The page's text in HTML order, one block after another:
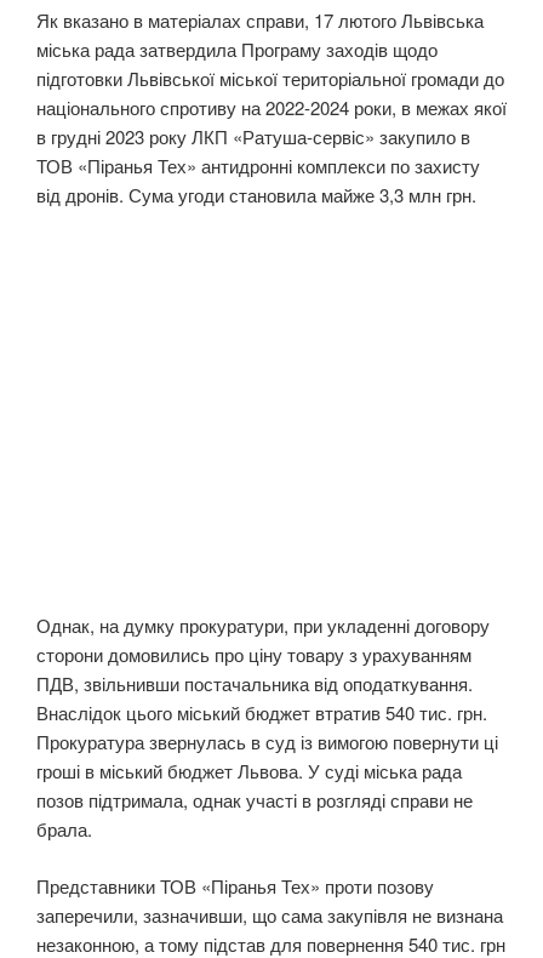
Як вказано в матеріалах справи, 17 лютого Львівська
міська рада затвердила Програму заходів щодо
підготовки Львівської міської територіальної громади до
національного спротиву на 2022-2024 роки, в межах якої
в грудні 2023 року ЛКП «Ратуша-сервіс» закупило в
ТОВ «Піранья Тех» антидронні комплекси по захисту
від дронів. Сума угоди становила майже 3,3 млн грн.
Однак, на думку прокуратури, при укладенні договору
сторони домовились про ціну товару з урахуванням
ПДВ, звільнивши постачальника від оподаткування.
Внаслідок цього міський бюджет втратив 540 тис. грн.
Прокуратура звернулась в суд із вимогою повернути ці
гроші в міський бюджет Львова. У суді міська рада
позов підтримала, однак участі в розгляді справи не
брала.
Представники ТОВ «Піранья Тех» проти позову
заперечили, зазначивши, що сама закупівля не визнана
незаконною, а тому підстав для повернення 540 тис. грн